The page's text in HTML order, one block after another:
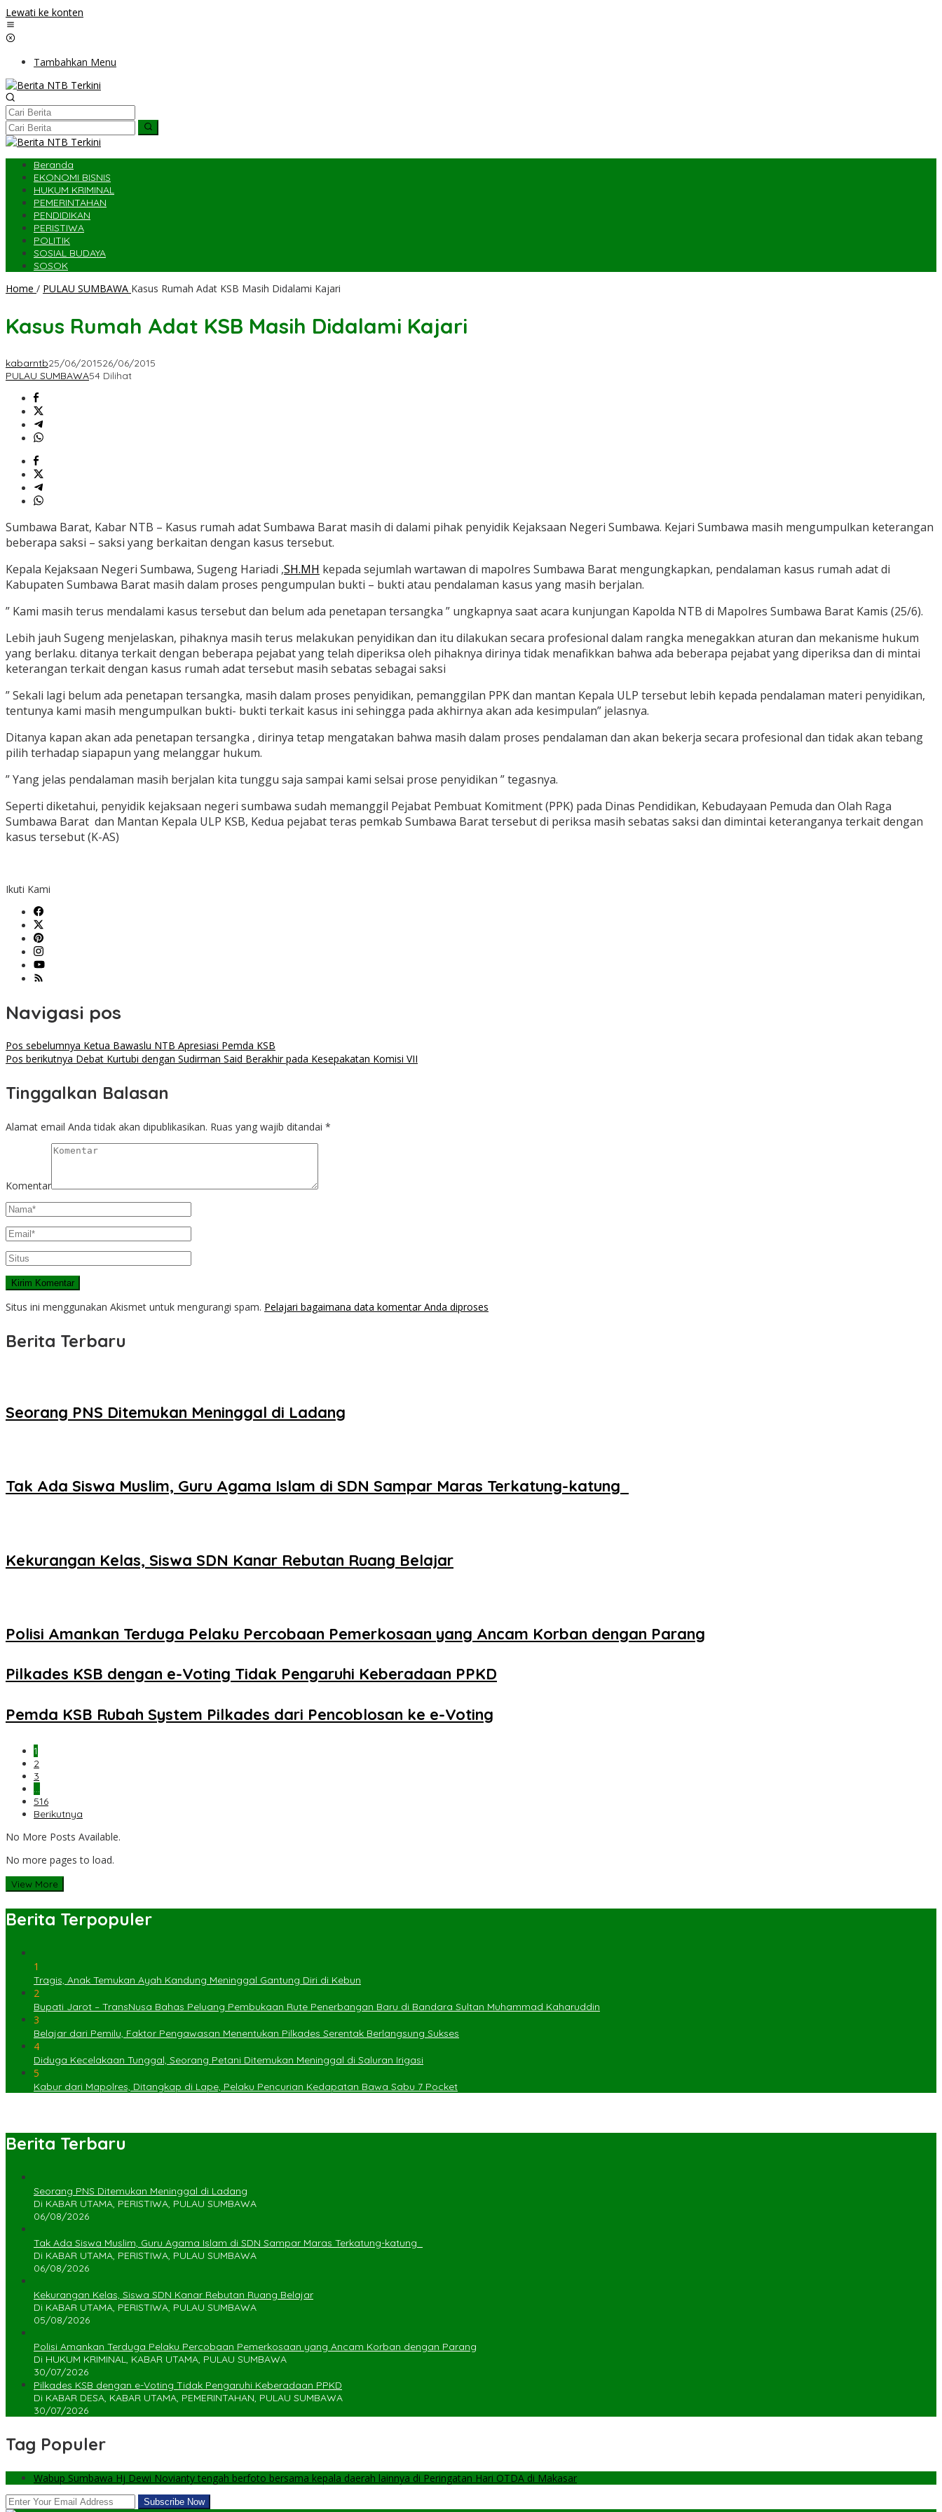
Lewati ke konten
Tambahkan Menu
Beranda
EKONOMI BISNIS
HUKUM KRIMINAL
PEMERINTAHAN
PENDIDIKAN
PERISTIWA
POLITIK
SOSIAL BUDAYA
SOSOK
Home / PULAU SUMBAWA Kasus Rumah Adat KSB Masih Didalami Kajari
Kasus Rumah Adat KSB Masih Didalami Kajari
kabarntb25/06/201526/06/2015
PULAU SUMBAWA54 Dilihat
Sumbawa Barat, Kabar NTB – Kasus rumah adat Sumbawa Barat masih di dalami pihak penyidik Kejaksaan Negeri Sumbawa. Kejari Sumbawa masih mengumpulkan keterangan
beberapa saksi – saksi yang berkaitan dengan kasus tersebut.
Kepala Kejaksaan Negeri Sumbawa, Sugeng Hariadi ,SH.MH kepada sejumlah wartawan di mapolres Sumbawa Barat mengungkapkan, pendalaman kasus rumah adat di
Kabupaten Sumbawa Barat masih dalam proses pengumpulan bukti – bukti atau pendalaman kasus yang masih berjalan.
” Kami masih terus mendalami kasus tersebut dan belum ada penetapan tersangka ” ungkapnya saat acara kunjungan Kapolda NTB di Mapolres Sumbawa Barat Kamis (25/6).
Lebih jauh Sugeng menjelaskan, pihaknya masih terus melakukan penyidikan dan itu dilakukan secara profesional dalam rangka menegakkan aturan dan mekanisme hukum
yang berlaku. ditanya terkait dengan beberapa pejabat yang telah diperiksa oleh pihaknya dirinya tidak menafikkan bahwa ada beberapa pejabat yang diperiksa dan di mintai
keterangan terkait dengan kasus rumah adat tersebut masih sebatas sebagai saksi
” Sekali lagi belum ada penetapan tersangka, masih dalam proses penyidikan, pemanggilan PPK dan mantan Kepala ULP tersebut lebih kepada pendalaman materi penyidikan,
tentunya kami masih mengumpulkan bukti- bukti terkait kasus ini sehingga pada akhirnya akan ada kesimpulan” jelasnya.
Ditanya kapan akan ada penetapan tersangka , dirinya tetap mengatakan bahwa masih dalam proses pendalaman dan akan bekerja secara profesional dan tidak akan tebang
pilih terhadap siapapun yang melanggar hukum.
” Yang jelas pendalaman masih berjalan kita tunggu saja sampai kami selsai prose penyidikan ” tegasnya.
Seperti diketahui, penyidik kejaksaan negeri sumbawa sudah memanggil Pejabat Pembuat Komitment (PPK) pada Dinas Pendidikan, Kebudayaan Pemuda dan Olah Raga
Sumbawa Barat dan Mantan Kepala ULP KSB, Kedua pejabat teras pemkab Sumbawa Barat tersebut di periksa masih sebatas saksi dan dimintai keteranganya terkait dengan
kasus tersebut (K-AS)
Ikuti Kami
Navigasi pos
Pos sebelumnya Ketua Bawaslu NTB Apresiasi Pemda KSB
Pos berikutnya Debat Kurtubi dengan Sudirman Said Berakhir pada Kesepakatan Komisi VII
Tinggalkan Balasan
Alamat email Anda tidak akan dipublikasikan. Ruas yang wajib ditandai *
Komentar
Situs ini menggunakan Akismet untuk mengurangi spam. Pelajari bagaimana data komentar Anda diproses
Berita Terbaru
Seorang PNS Ditemukan Meninggal di Ladang
Tak Ada Siswa Muslim, Guru Agama Islam di SDN Sampar Maras Terkatung-katung ‎
Kekurangan Kelas, Siswa SDN Kanar Rebutan Ruang Belajar
Polisi Amankan Terduga Pelaku Percobaan Pemerkosaan yang Ancam Korban dengan Parang
Pilkades KSB dengan e-Voting Tidak Pengaruhi Keberadaan PPKD
Pemda KSB Rubah System Pilkades dari Pencoblosan ke e-Voting
1
2
3
…
516
Berikutnya
No More Posts Available.
No more pages to load.
View More
Berita Terpopuler
1
Tragis, Anak Temukan Ayah Kandung Meninggal Gantung Diri di Kebun
2
Bupati Jarot – TransNusa Bahas Peluang Pembukaan Rute Penerbangan Baru di Bandara Sultan Muhammad Kaharuddin
3
Belajar dari Pemilu, Faktor Pengawasan Menentukan Pilkades Serentak Berlangsung Sukses
4
Diduga Kecelakaan Tunggal, Seorang Petani Ditemukan Meninggal di Saluran Irigasi
5
Kabur dari Mapolres, Ditangkap di Lape, Pelaku Pencurian Kedapatan Bawa Sabu 7 Pocket
Berita Terbaru
Seorang PNS Ditemukan Meninggal di Ladang
Di KABAR UTAMA, PERISTIWA, PULAU SUMBAWA
06/08/2026
Tak Ada Siswa Muslim, Guru Agama Islam di SDN Sampar Maras Terkatung-katung ‎
Di KABAR UTAMA, PERISTIWA, PULAU SUMBAWA
06/08/2026
Kekurangan Kelas, Siswa SDN Kanar Rebutan Ruang Belajar
Di KABAR UTAMA, PERISTIWA, PULAU SUMBAWA
05/08/2026
Polisi Amankan Terduga Pelaku Percobaan Pemerkosaan yang Ancam Korban dengan Parang
Di HUKUM KRIMINAL, KABAR UTAMA, PULAU SUMBAWA
30/07/2026
Pilkades KSB dengan e-Voting Tidak Pengaruhi Keberadaan PPKD
Di KABAR DESA, KABAR UTAMA, PEMERINTAHAN, PULAU SUMBAWA
30/07/2026
Tag Populer
Wabup Sumbawa Hj Dewi Novianty tengah berfoto bersama kepala daerah lainnya di Peringatan Hari OTDA di Makasar